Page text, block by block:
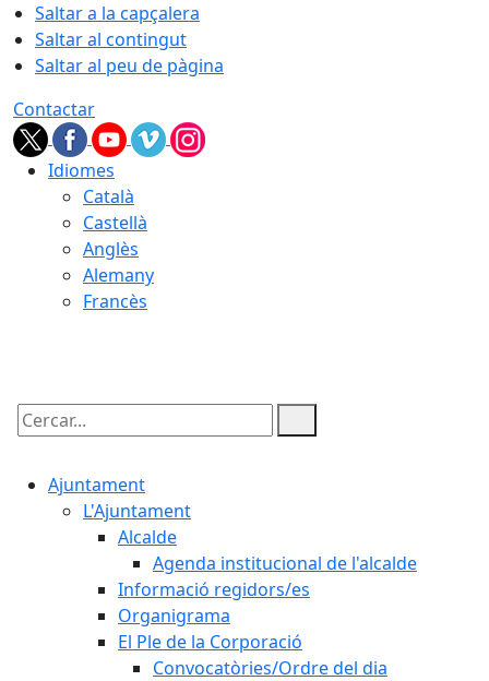
Saltar a la capçalera
Saltar al contingut
Saltar al peu de pàgina
Contactar
Idiomes
Català
Castellà
Anglès
Alemany
Francès
Cercar:
Ajuntament
L'Ajuntament
Alcalde
Agenda institucional de l'alcalde
Informació regidors/es
Organigrama
El Ple de la Corporació
Convocatòries/Ordre del dia